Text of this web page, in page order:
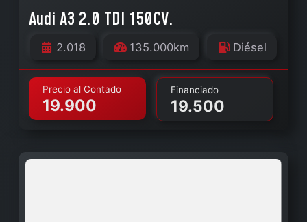
Audi A3 2.0 TDI 150CV.
2.018 135.000km Diésel
Precio al Contado
19.900
Financiado
19.500